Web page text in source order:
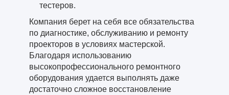
тестеров.
Компания берет на себя все обязательства
по диагностике, обслуживанию и ремонту
проекторов в условиях мастерской.
Благодаря использованию
высокопрофессионального ремонтного
оборудования удается выполнять даже
достаточно сложное восстановление